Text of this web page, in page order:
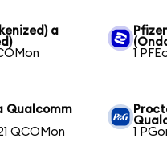
a
1
Qualcomm
QCOMon
1